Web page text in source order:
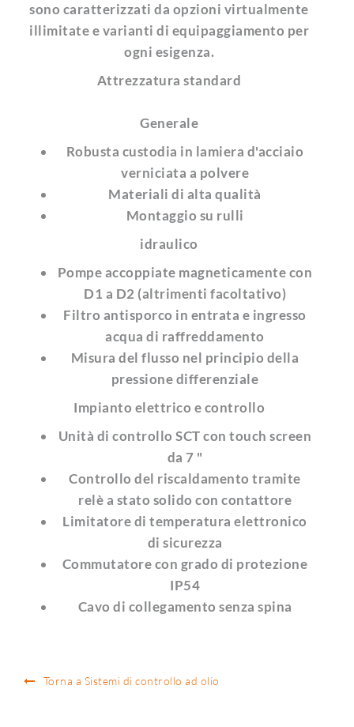
sono caratterizzati da opzioni virtualmente
illimitate e varianti di equipaggiamento per
ogni esigenza.
Attrezzatura standard
Generale
Robusta custodia in lamiera d'acciaio
verniciata a polvere
Materiali di alta qualità
Montaggio su rulli
idraulico
Pompe accoppiate magneticamente con
D1 a D2 (altrimenti facoltativo)
Filtro antisporco in entrata e ingresso
acqua di raffreddamento
Misura del flusso nel principio della
pressione differenziale
Impianto elettrico e controllo
Unità di controllo SCT con touch screen
da 7 "
Controllo del riscaldamento tramite
relè a stato solido con contattore
Limitatore di temperatura elettronico
di sicurezza
Commutatore con grado di protezione
IP54
Cavo di collegamento senza spina
Torna a Sistemi di controllo ad olio